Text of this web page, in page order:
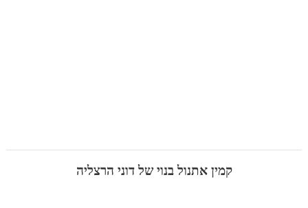
קמין אתנול בנוי של דוני הרצליה